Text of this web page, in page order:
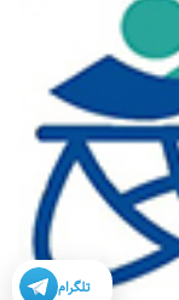
تلگرام